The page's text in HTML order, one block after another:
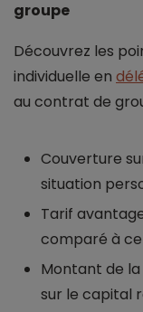
groupe
Découvrez les
individuelle en
au contrat de
Couverture
situation
Tarif
comparé à
Montant de
sur le capital